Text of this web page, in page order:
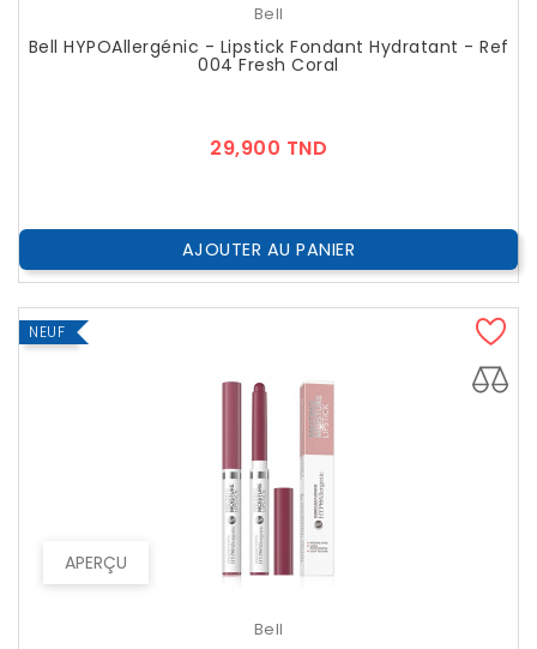
Bell
Bell HYPOAllergénic - Lipstick Fondant Hydratant - Ref
004 Fresh Coral
29,900 TND
AJOUTER AU PANIER
APERÇU
NEUF
Bell